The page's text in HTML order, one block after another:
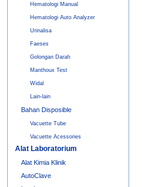
Hematologi Manual
Hematologi Auto Analyzer
Urinalisa
Faeses
Golongan Darah
Manthoux Test
Widal
Lain-lain
Bahan Disposible
Vacuette Tube
Vacuette Acessories
Alat Laboratorium
Alat Kimia Klinik
AutoClave